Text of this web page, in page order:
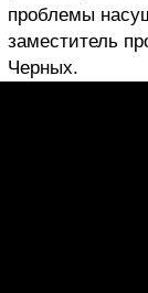
проблемы
заместитель
Черных.